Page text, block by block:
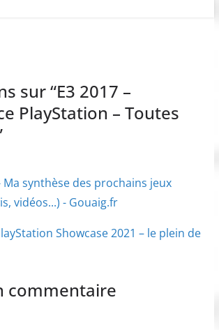
sur “E3 2017 –
PlayStation – Toutes
Ma synthèse des prochains jeux
vidéos...) - Gouaig.fr
Showcase 2021 – le plein de
commentaire